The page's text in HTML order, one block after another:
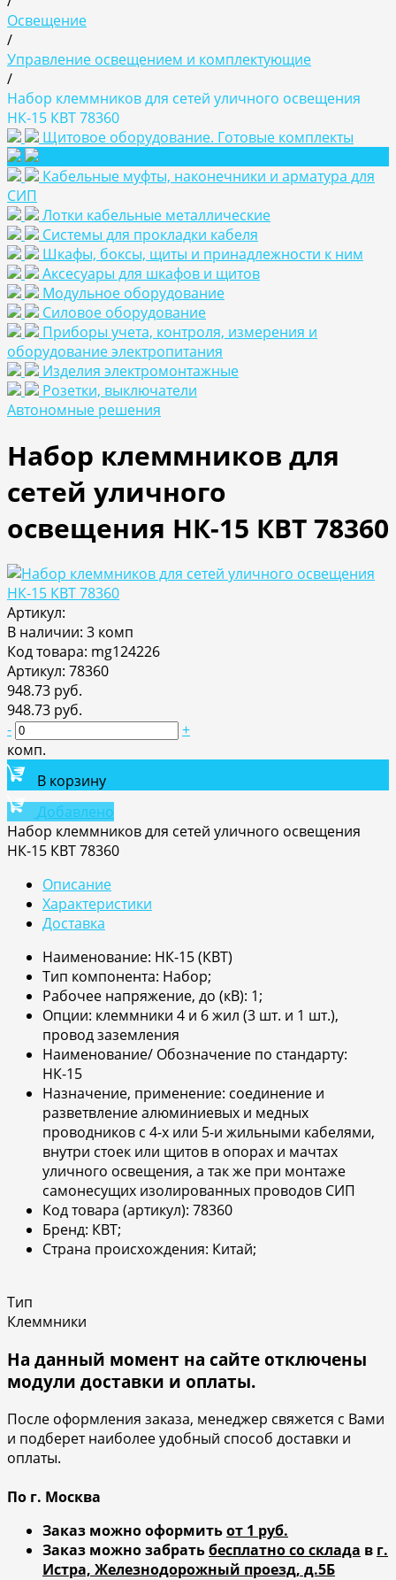
Освещение
/
Управление освещением и комплектующие
/
Набор клеммников для сетей уличного освещения
НК-15 КВТ 78360
Щитовое оборудование. Готовые комплекты
Кабельные муфты, наконечники и арматура для
СИП
Лотки кабельные металлические
Системы для прокладки кабеля
Шкафы, боксы, щиты и принадлежности к ним
Аксесуары для шкафов и щитов
Модульное оборудование
Силовое оборудование
Приборы учета, контроля, измерения и
оборудование электропитания
Изделия электромонтажные
Розетки, выключатели
Автономные решения
Набор клеммников для
сетей уличного
освещения НК-15 КВТ 78360
Артикул:
В наличии: 3 комп
Код товара: mg124226
Артикул: 78360
948.73 руб.
948.73 руб.
-
+
комп.
В корзину
Добавлено
Набор клеммников для сетей уличного освещения
НК-15 КВТ 78360
Описание
Характеристики
Доставка
Наименование: НК-15 (КВТ)
Тип компонента: Набор;
Рабочее напряжение, до (кВ): 1;
Опции: клеммники 4 и 6 жил (3 шт. и 1 шт.),
провод заземления
Наименование/ Обозначение по стандарту:
НК-15
Назначение, применение: соединение и
разветвление алюминиевых и медных
проводников с 4-х или 5-и жильными кабелями,
внутри стоек или щитов в опорах и мачтах
уличного освещения, а так же при монтаже
самонесущих изолированных проводов СИП
Код товара (артикул): 78360
Бренд: КВТ;
Страна происхождения: Китай;
Тип
Клеммники
На данный момент на сайте отключены
модули доставки и оплаты.
После оформления заказа, менеджер свяжется с Вами
и подберет наиболее удобный способ доставки и
оплаты.
По г. Москва
Заказ можно оформитьот 1 руб.
Заказ можно забратьбесплатно со склада в г.
Истра, Железнодорожный проезд, д.5Б